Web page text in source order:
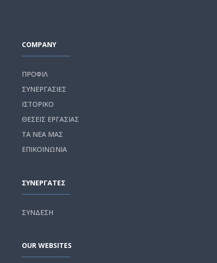
COMPANY
ΠΡΟΦΙΛ
ΣΥΝΕΡΓΑΣΙΕΣ
ΙΣΤΟΡΙΚΟ
ΘΕΣΕΙΣ ΕΡΓΑΣΙΑΣ
ΤΑ ΝΕΑ ΜΑΣ
ΕΠΙΚΟΙΝΩΝΙΑ
ΣΥΝΕΡΓΑΤΕΣ
ΣΥΝΔΕΣΗ
OUR WEBSITES